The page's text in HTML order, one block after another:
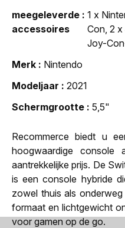
meegeleverde
accessoires
1 x
Con, 2
Joy-
Merk
Nintendo
Modeljaar
2021
Schermgrootte
5,5"
Recommerce biedt u
hoogwaardige
aantrekkelijke prijs. De
is een console hybride
zowel thuis als
formaat en lichtgewicht
voor gamen op de go.